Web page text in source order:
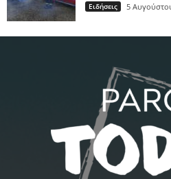
Ειδήσεις 5